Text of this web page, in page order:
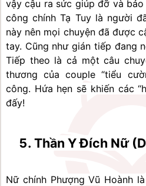
vậy cậu ra sức giúp đỡ và
công chính Tạ Tuy là người
này nên mọi chuyện đã được
tay. Cũng như gián tiếp đang
Tiếp theo là cả một câu
thương của couple “tiểu
công. Hứa hẹn sẽ khiến các
đấy!
Thần Y Đích Nữ
Nữ chính Phượng Vũ Hoành